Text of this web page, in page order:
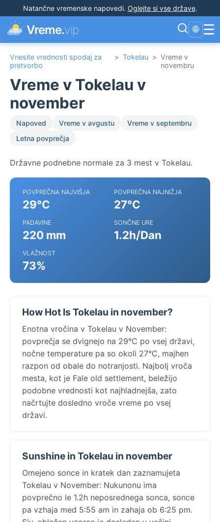
Natančne vremenske napovedi. Oglejte si vse države.
Vreme.vip 🌐 ☰
Vnesite vrednosti spodaj za
pretvorbo
> Tokelau > Vreme v
novembru
Vreme v Tokelau v
november
Napoved Vreme v avgustu
Vreme v septembru
Letna povprečja
Državne podnebne normale za 3 mest v Tokelau.
POVPREČNA NAJVIŠJA
29°C
POVPREČNA NAJNIŽJA
27°C
PADAVINE
220 mm
SONČNE URE
1.2h/Dan
VLAŽNOST
73%
How Hot Is Tokelau in november?
Enotna vročina v Tokelau v November:
povprečja se dvignejo na 29°C po vsej državi,
nočne temperature pa so okoli 27°C, majhen
razpon od obale do notranjosti. Najbolj vroča
mesta, kot je Fale old settlement, beležijo
podobne vrednosti kot najhladnejša, zato
načrtujte dosledno vroče vreme po vsej
državi.
Sunshine in Tokelau in november
Omejeno sonce in kratek dan zaznamujeta
Tokelau v November: Nukunonu ima
povprečno le 1.2h neposrednega sonca, sonce
pa vzhaja med 5:55 am in zahaja ob 6:25 pm.